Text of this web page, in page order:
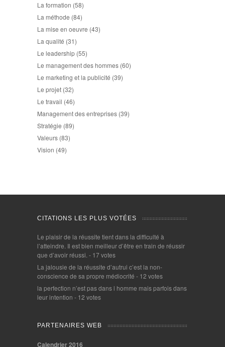
La formation (58)
La méthode (84)
La mise en oeuvre (43)
La qualité (31)
Le leadership (55)
Le management des hommes (60)
Le marketing et la publicité (39)
Le projet (32)
Le travail (46)
Management des entreprises (39)
Stratégie (89)
Valeurs (83)
Vision (49)
CITATIONS LES PLUS VOTÉES
Le plaisir de la réussite tient dans la difficulté à
l’atteindre. Il est bien meilleur d’être en train de réussir
que d’avoir réussi. - 17 votes
La jalousie de la réussite d’autrui c’est la non-
conscience de sa propre médiocrité - 12 votes
la perfection n’est pas dans l homme mais parfois dans
leur intention - 12 votes
PARTENAIRES WEB
Calendrier 2016